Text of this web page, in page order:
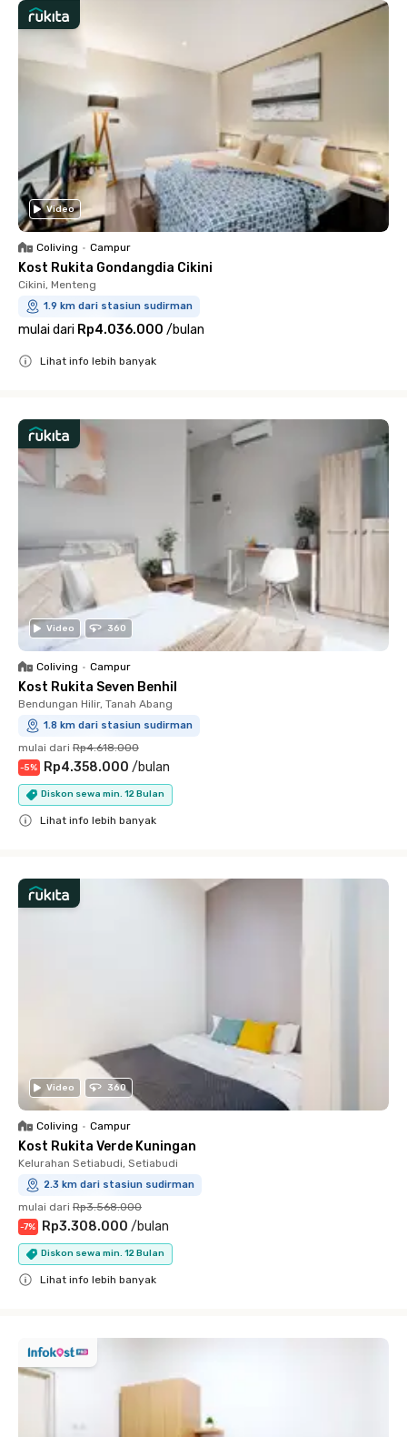
Video
Coliving • Campur
Kost Rukita Gondangdia Cikini
Cikini, Menteng
1.9 km dari stasiun sudirman
mulai dari Rp4.036.000 /bulan
Lihat info lebih banyak
Video 360
Coliving • Campur
Kost Rukita Seven Benhil
Bendungan Hilir, Tanah Abang
1.8 km dari stasiun sudirman
mulai dari Rp4.618.000
-5% Rp4.358.000 /bulan
Diskon sewa min. 12 Bulan
Lihat info lebih banyak
Video 360
Coliving • Campur
Kost Rukita Verde Kuningan
Kelurahan Setiabudi, Setiabudi
2.3 km dari stasiun sudirman
mulai dari Rp3.568.000
-7% Rp3.308.000 /bulan
Diskon sewa min. 12 Bulan
Lihat info lebih banyak